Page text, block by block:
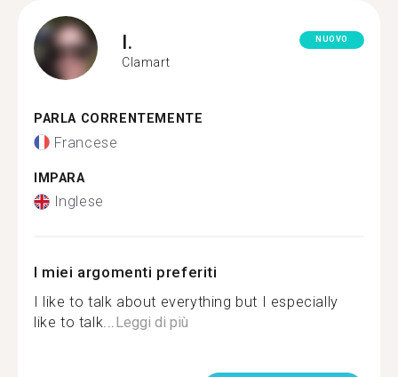
I.
Clamart
NUOVO
PARLA CORRENTEMENTE
Francese
IMPARA
Inglese
I miei argomenti preferiti
I like to talk about everything but I especially
like to talk...Leggi di più